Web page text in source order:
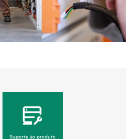
Suporte ao produto